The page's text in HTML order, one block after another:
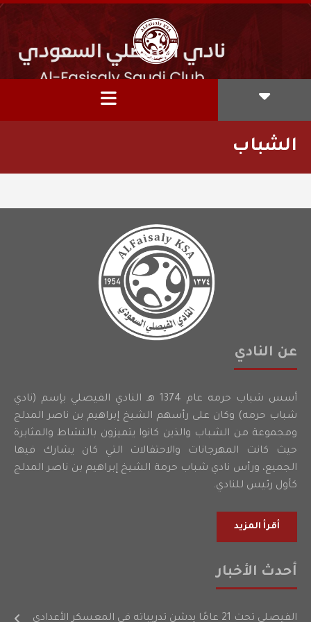
الشباب
عن النادي
أسس شباب حرمه عام 1374 هـ النادي الفيصلي بإسم (نادي
شباب حرمه) وكان على رأسهم الشيخ إبراهيم بن ناصر المدلج
ومجموعة من الشباب والذين كانوا يتميزون بالنشاط والمثابرة
حيث كانت المهرجانات والاحتفالات التي كان يشارك فيها
الجميع، ورأس نادي شباب حرمة الشيخ إبراهيم بن ناصر المدلج
كأول رئيس للنادي.
أقرأ المزيد
أحدث الأخبار
الفيصلي تحت 21 عامًا يدشن تدريباته في المعسكر الأعدادي